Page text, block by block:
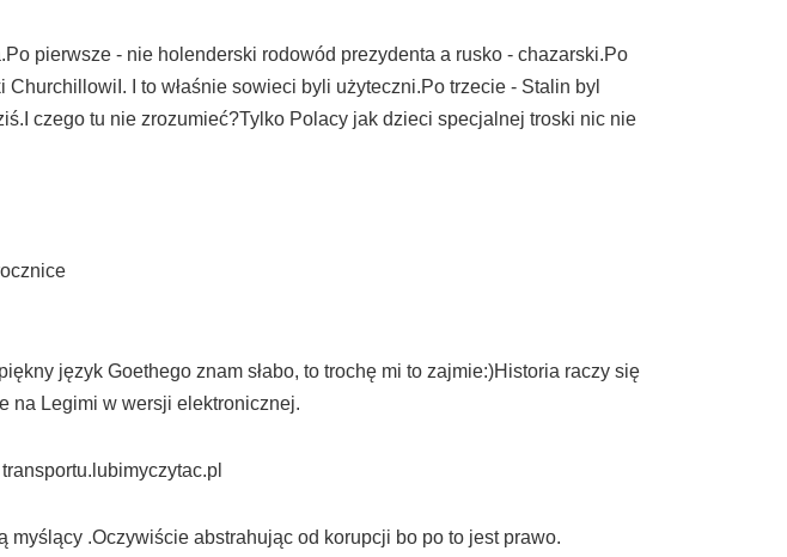
pierwsze - nie holenderski rodowód prezydenta a rusko - chazarski.Po
I to właśnie sowieci byli użyteczni.Po trzecie - Stalin byl
czego tu nie zrozumieć?Tylko Polacy jak dzieci specjalnej troski nic nie
język Goethego znam słabo, to trochę mi to zajmie:)Historia raczy się
na Legimi w wersji elektronicznej.
.Oczywiście abstrahując od korupcji bo po to jest prawo.